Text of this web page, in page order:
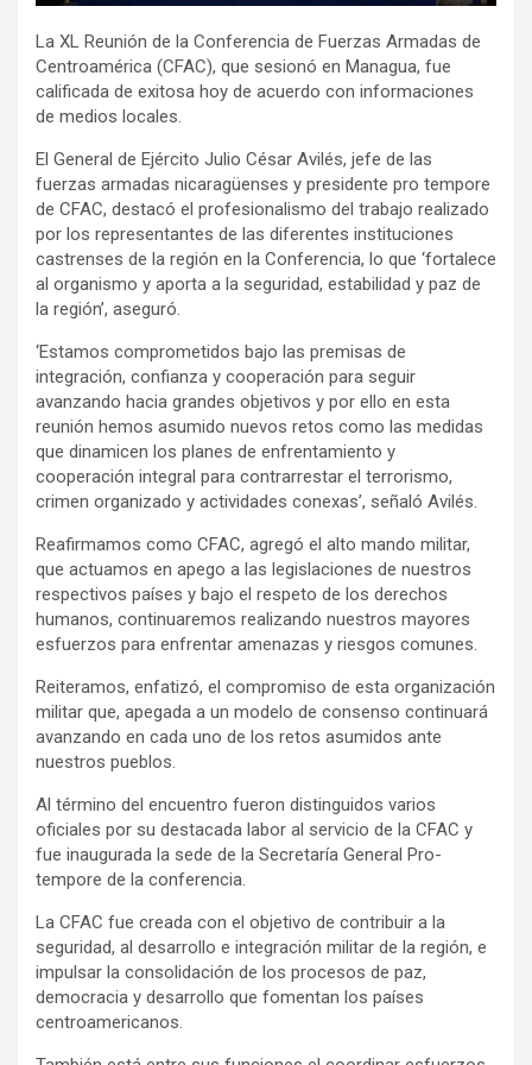
k
p
La XL Reunión de la Conferencia de Fuerzas Armadas de
Centroamérica (CFAC), que sesionó en Managua, fue
calificada de exitosa hoy de acuerdo con informaciones
de medios locales.
El General de Ejército Julio César Avilés, jefe de las
fuerzas armadas nicaragüenses y presidente pro tempore
de CFAC, destacó el profesionalismo del trabajo realizado
por los representantes de las diferentes instituciones
castrenses de la región en la Conferencia, lo que ‘fortalece
al organismo y aporta a la seguridad, estabilidad y paz de
la región’, aseguró.
‘Estamos comprometidos bajo las premisas de
integración, confianza y cooperación para seguir
avanzando hacia grandes objetivos y por ello en esta
reunión hemos asumido nuevos retos como las medidas
que dinamicen los planes de enfrentamiento y
cooperación integral para contrarrestar el terrorismo,
crimen organizado y actividades conexas’, señaló Avilés.
Reafirmamos como CFAC, agregó el alto mando militar,
que actuamos en apego a las legislaciones de nuestros
respectivos países y bajo el respeto de los derechos
humanos, continuaremos realizando nuestros mayores
esfuerzos para enfrentar amenazas y riesgos comunes.
Reiteramos, enfatizó, el compromiso de esta organización
militar que, apegada a un modelo de consenso continuará
avanzando en cada uno de los retos asumidos ante
nuestros pueblos.
Al término del encuentro fueron distinguidos varios
oficiales por su destacada labor al servicio de la CFAC y
fue inaugurada la sede de la Secretaría General Pro-
tempore de la conferencia.
La CFAC fue creada con el objetivo de contribuir a la
seguridad, al desarrollo e integración militar de la región, e
impulsar la consolidación de los procesos de paz,
democracia y desarrollo que fomentan los países
centroamericanos.